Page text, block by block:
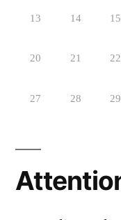
13 14 15
20 21 22
27 28 29